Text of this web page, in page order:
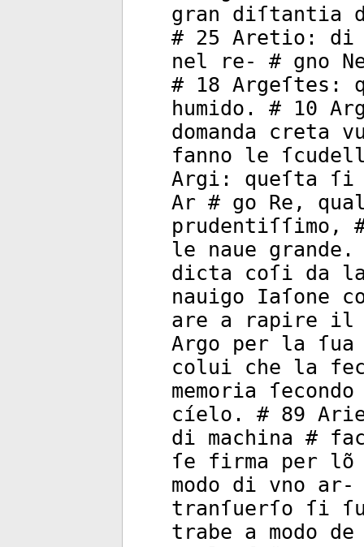
gran diſtantia
# 25 Aretio: di
nel re- # gno
# 18 Argeſtes:
humido. # 10
domanda creta
fanno le
Argi: queſta ſi
Ar # go Re,
le naue
dicta coſi da
nauigo Iaſone
are a rapire il
Argo per la
colui che la
memoria
cíelo. # 89
di machina #
ſe firma per lõ
modo di vno
tranſuerſo ſi
trabe a modo